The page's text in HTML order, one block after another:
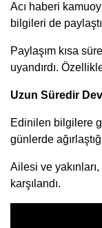
Acı haberi
bilgileri de
Paylaşım kısa
uyandırdı.
Uzun Süredir
Edinilen bilgilere
günlerde
Ailesi ve
karşılandı.